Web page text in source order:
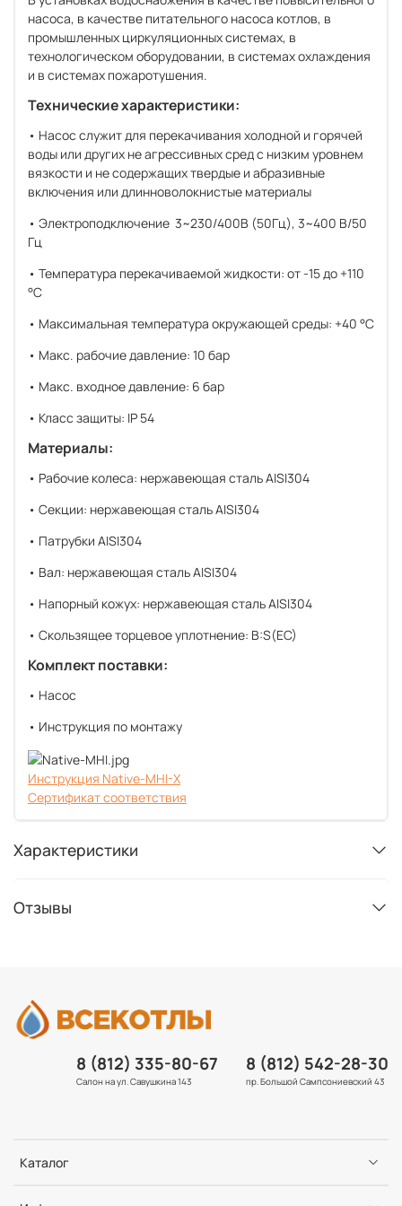
насоса, в качестве питательного насоса котлов, в
промышленных циркуляционных системах, в
технологическом оборудовании, в системах охлаждения
и в системах пожаротушения.
Технические характеристики:
• Насос служит для перекачивания холодной и горячей
воды или других не агрессивных сред с низким уровнем
вязкости и не содержащих твердые и абразивные
включения или длинноволокнистые материалы
• Электроподключение 3~230/400B (50Гц), 3~400 В/50
Гц
• Температура перекачиваемой жидкости: от -15 до +110
°C
• Максимальная температура окружающей среды: +40 °С
• Макс. рабочие давление: 10 бар
• Макс. входное давление: 6 бар
• Класс защиты: IP 54
Материалы:
• Рабочие колеса: нержавеющая сталь AISI304
• Секции: нержавеющая сталь AISI304
• Патрубки AISI304
• Вал: нержавеющая сталь AISI304
• Напорный кожух: нержавеющая сталь AISI304
• Скользящее торцевое уплотнение: B:S(EC)
Комплект поставки:
• Насос
• Инструкция по монтажу
Инструкция Native-MHI-X
Сертификат соответствия
Характеристики
Отзывы
Каталог
8 (812) 335-80-67
Салон на ул. Савушкина 143
8 (812) 542-28-30
пр. Большой Сампсониевский 43